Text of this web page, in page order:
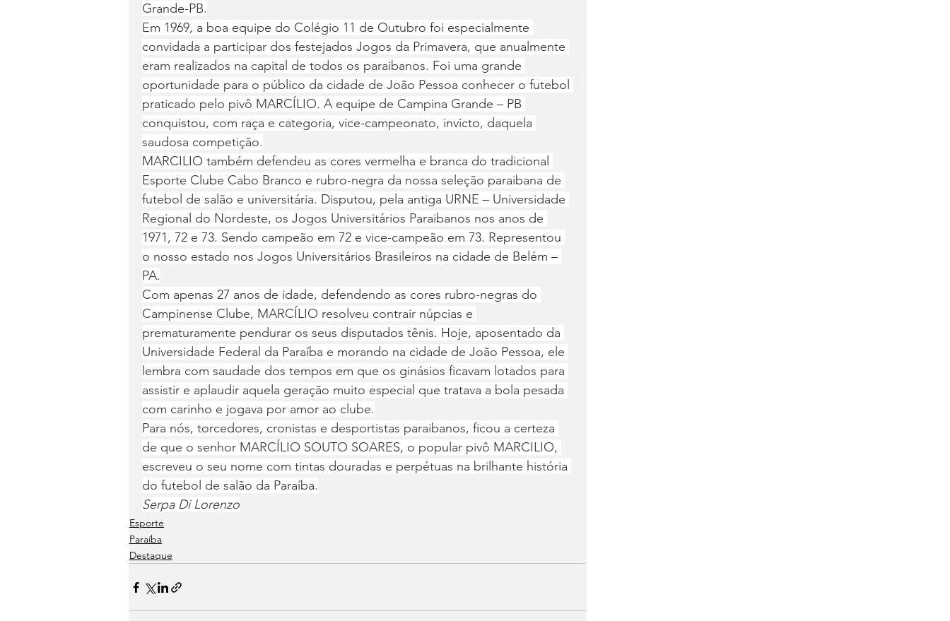
Grande-PB.
Em 1969, a boa equipe do Colégio 11 de Outubro foi especialmente
convidada a participar dos festejados Jogos da Primavera, que anualmente
eram realizados na capital de todos os paraibanos. Foi uma grande
oportunidade para o público da cidade de João Pessoa conhecer o futebol
praticado pelo pivô MARCÍLIO. A equipe de Campina Grande – PB
conquistou, com raça e categoria, vice-campeonato, invicto, daquela
saudosa competição.
MARCILIO também defendeu as cores vermelha e branca do tradicional
Esporte Clube Cabo Branco e rubro-negra da nossa seleção paraibana de
futebol de salão e universitária. Disputou, pela antiga URNE – Universidade
Regional do Nordeste, os Jogos Universitários Paraibanos nos anos de
1971, 72 e 73. Sendo campeão em 72 e vice-campeão em 73. Representou
o nosso estado nos Jogos Universitários Brasileiros na cidade de Belém –
PA.
Com apenas 27 anos de idade, defendendo as cores rubro-negras do
Campinense Clube, MARCÍLIO resolveu contrair núpcias e
prematuramente pendurar os seus disputados tênis. Hoje, aposentado da
Universidade Federal da Paraíba e morando na cidade de João Pessoa, ele
lembra com saudade dos tempos em que os ginásios ficavam lotados para
assistir e aplaudir aquela geração muito especial que tratava a bola pesada
com carinho e jogava por amor ao clube.
Para nós, torcedores, cronistas e desportistas paraibanos, ficou a certeza
de que o senhor MARCÍLIO SOUTO SOARES, o popular pivô MARCILIO,
escreveu o seu nome com tintas douradas e perpétuas na brilhante história
do futebol de salão da Paraíba.
Serpa Di Lorenzo
Esporte
Paraíba
Destaque